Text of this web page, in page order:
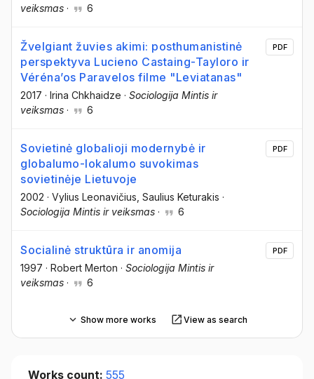
veiksmas · 6
Žvelgiant žuvies akimi: posthumanistinė
perspektyva Lucieno Castaing-Tayloro ir
Véréna’os Paravelos filme "Leviatanas"
2017 · Irina Chkhaidze · Sociologija Mintis ir
veiksmas · 6
PDF
Sovietinė globalioji modernybė ir
globalumo-lokalumo suvokimas
sovietinėje Lietuvoje
2002 · Vylius Leonavičius , Saulius Keturakis ·
Sociologija Mintis ir veiksmas · 6
PDF
Socialinė struktūra ir anomija
1997 · Robert Merton · Sociologija Mintis ir
veiksmas · 6
PDF
Show more works View as search
Works count: 555